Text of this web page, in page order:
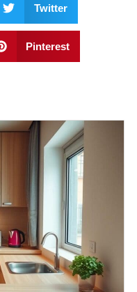
Twitter
Pinterest